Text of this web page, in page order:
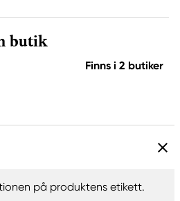
butik
Finns i 2 butiker
på produktens etikett.